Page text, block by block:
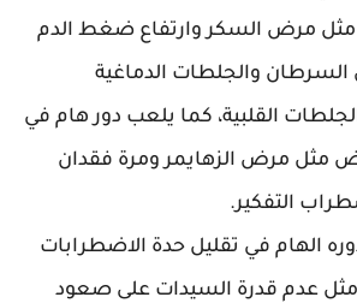
مثل مرض السكر وارتفاع ضغط الدم
والجلطات الدماغية
القلبية، كما يلعب دور هام في
مثل مرض الزهايمر ومرة فقدان
التفكير.
الهام في تقليل حدة الاضطرابات
مثل عدم قدرة السيدات على صعود